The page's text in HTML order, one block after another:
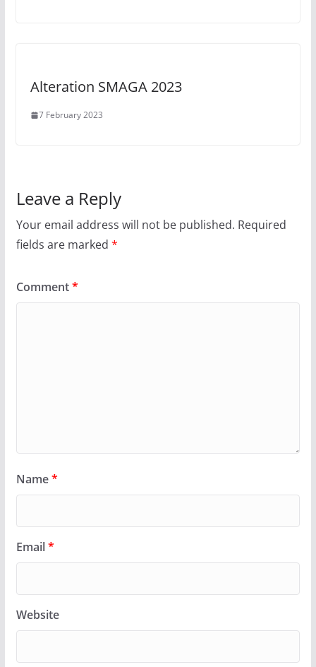
Alteration SMAGA 2023
7 February 2023
Leave a Reply
Your email address will not be published. Required
fields are marked *
Comment*
Name*
Email*
Website